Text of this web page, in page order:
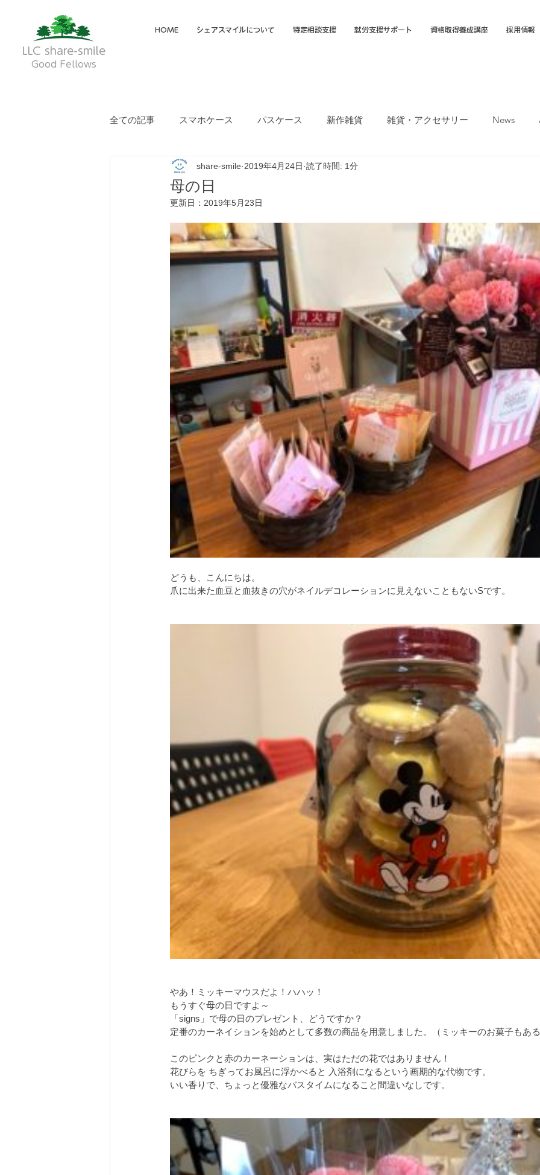
LLC share-smile
Good Fellows
HOME シェアスマイルについて 特定相談支援 就労支援サポート 資格取得養成講座 採用情報
全ての記事 スマホケース パスケース 新作雑貨 雑貨・アクセサリー News
メイディア掲載・動画 フクオカTシャツマーケット
母の日
share-smile 2019年4月24日 読了時間: 1分
更新日： 2019年5月23日
どうも、こんにちは。
爪に出来た血豆と血抜きの穴がネイルデコレーションに見えないこともないSです。
やあ！ミッキーマウスだよ！ハハッ！
もうすぐ母の日ですよ～
「signs」で母の日のプレゼント、どうですか？
定番のカーネイションを始めとして多数の商品を用意しました。（ミッキーのお菓子もあ
このピンクと赤のカーネーションは、実はただの花ではありません！
花びらを ちぎってお風呂に浮かべると 入浴剤になるという画期的な代物です。
いい香りで、ちょっと優雅なバスタイムになること間違いなしです。